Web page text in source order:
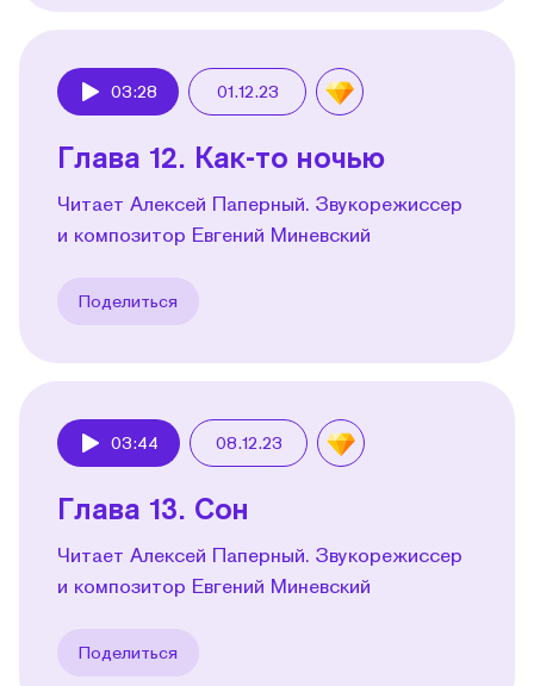
03:28 01.12.23
Глава 12. Как-то ночью
Читает Алексей Паперный. Звукорежиссер
и композитор Евгений Миневский
Поделиться
03:44 08.12.23
Глава 13. Сон
Читает Алексей Паперный. Звукорежиссер
и композитор Евгений Миневский
Поделиться